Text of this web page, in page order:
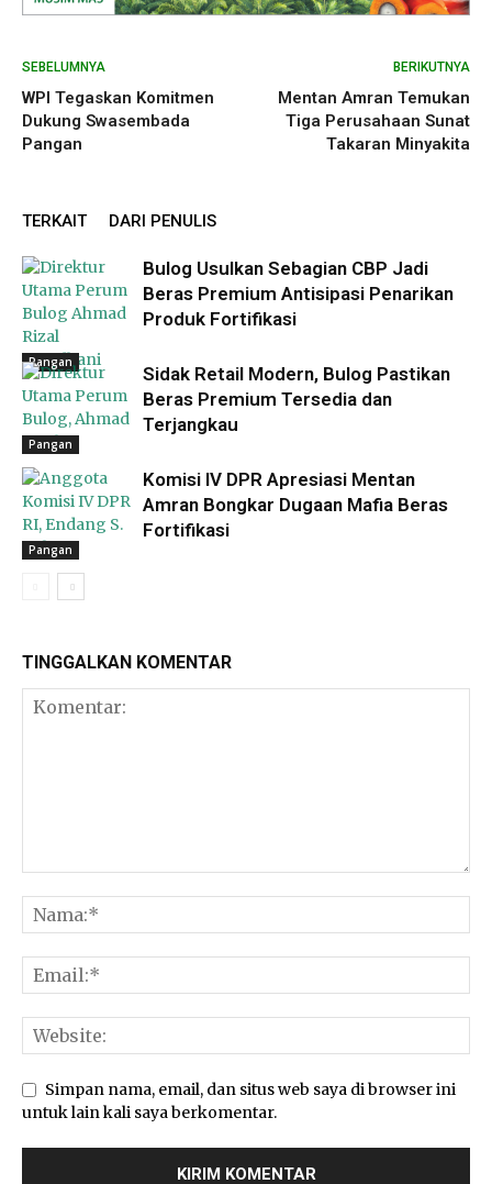
SEBELUMNYA
WPI Tegaskan Komitmen
Dukung Swasembada
Pangan
BERIKUTNYA
Mentan Amran Temukan
Tiga Perusahaan Sunat
Takaran Minyakita
TERKAIT DARI PENULIS
Pangan
Bulog Usulkan Sebagian CBP Jadi
Beras Premium Antisipasi Penarikan
Produk Fortifikasi
Pangan
Sidak Retail Modern, Bulog Pastikan
Beras Premium Tersedia dan
Terjangkau
Pangan
Komisi IV DPR Apresiasi Mentan
Amran Bongkar Dugaan Mafia Beras
Fortifikasi
TINGGALKAN KOMENTAR
Simpan nama, email, dan situs web saya di browser ini
untuk lain kali saya berkomentar.